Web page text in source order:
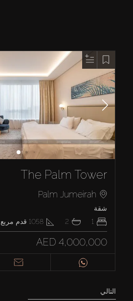
The Palm Tower
Palm Jumeirah
شقة
1
2
1058 قدم مربع
AED 4,000,000
التالي